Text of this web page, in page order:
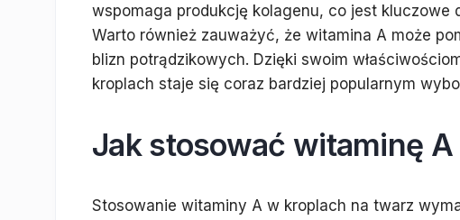
wspomaga produkcję kolagenu, co jest kluczowe
Warto również zauważyć, że witamina A może
blizn potrądzikowych. Dzięki swoim
kroplach staje się coraz bardziej popularnym
Jak stosować witaminę
Stosowanie witaminy A w kroplach na twarz